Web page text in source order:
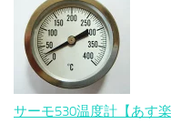
サーモ530温度計【あす楽